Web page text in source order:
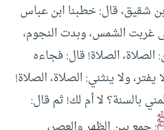
شقيق، قال: خطبنا ابن عباس
غربت الشمس، وبدت النجوم،
الصلاة! قال: فجاءه
ولا ينثني: الصلاة، الصلاة!
بالسنة؟ لا أم لك! ثم قال: